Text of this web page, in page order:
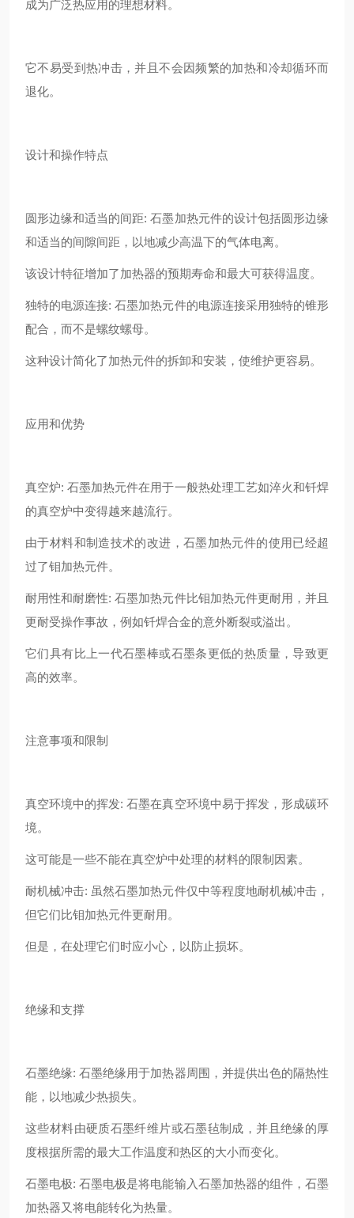
成为广泛热应用的理想材料。
它不易受到热冲击，并且不会因频繁的加热和冷却循环而
退化。
设计和操作特点
圆形边缘和适当的间距: 石墨加热元件的设计包括圆形边缘
和适当的间隙间距，以地减少高温下的气体电离。
该设计特征增加了加热器的预期寿命和最大可获得温度。
独特的电源连接: 石墨加热元件的电源连接采用独特的锥形
配合，而不是螺纹螺母。
这种设计简化了加热元件的拆卸和安装，使维护更容易。
应用和优势
真空炉: 石墨加热元件在用于一般热处理工艺如淬火和钎焊
的真空炉中变得越来越流行。
由于材料和制造技术的改进，石墨加热元件的使用已经超
过了钼加热元件。
耐用性和耐磨性: 石墨加热元件比钼加热元件更耐用，并且
更耐受操作事故，例如钎焊合金的意外断裂或溢出。
它们具有比上一代石墨棒或石墨条更低的热质量，导致更
高的效率。
注意事项和限制
真空环境中的挥发: 石墨在真空环境中易于挥发，形成碳环
境。
这可能是一些不能在真空炉中处理的材料的限制因素。
耐机械冲击: 虽然石墨加热元件仅中等程度地耐机械冲击，
但它们比钼加热元件更耐用。
但是，在处理它们时应小心，以防止损坏。
绝缘和支撑
石墨绝缘: 石墨绝缘用于加热器周围，并提供出色的隔热性
能，以地减少热损失。
这些材料由硬质石墨纤维片或石墨毡制成，并且绝缘的厚
度根据所需的最大工作温度和热区的大小而变化。
石墨电极: 石墨电极是将电能输入石墨加热器的组件，石墨
加热器又将电能转化为热量。